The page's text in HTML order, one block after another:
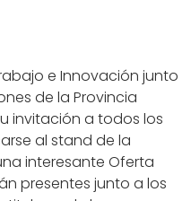
e Innovación junto
de la Provincia
invitación a todos los
al stand de la
interesante Oferta
presentes junto a los